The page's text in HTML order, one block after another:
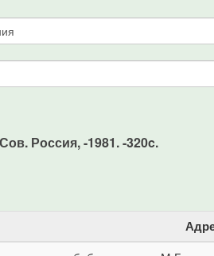
Россия, -1981. -320c.